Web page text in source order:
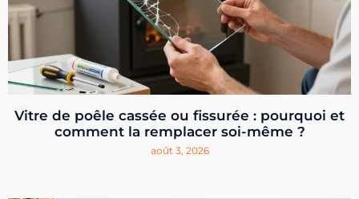
Vitre de poêle cassée ou fissurée : pourquoi et
comment la remplacer soi-même ?
août 3, 2026